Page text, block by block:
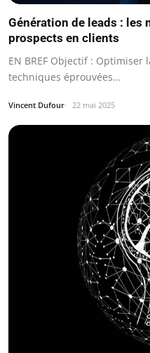
Génération de leads :
prospects en clients
EN BREF Objectif :
techniques éprouvées…
Vincent Dufour 22 mai 2025